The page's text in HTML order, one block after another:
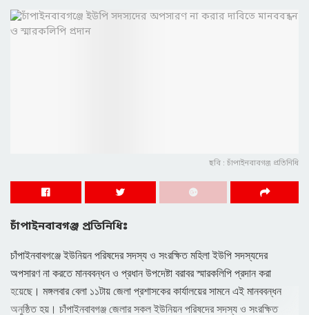
ছবি : চাঁপাইনবাবগঞ্জ প্রতিনিধি
চাঁপাইনবাবগঞ্জ প্রতিনিধিঃ
চাঁপাইনবাবগঞ্জে ইউনিয়ন পরিষদের সদস্য ও সংরক্ষিত মহিলা ইউপি সদস্যদের
অপসারণ না করতে মানববন্ধন ও প্রধান উপদেষ্টা বরাবর স্মারকলিপি প্রদান করা
হয়েছে। মঙ্গলবার বেলা ১১টায় জেলা প্রশাসকের কার্যালয়ের সামনে এই মানববন্ধন
অনুষ্ঠিত হয়। চাঁপাইনবাবগঞ্জ জেলার সকল ইউনিয়ন পরিষদের সদস্য ও সংরক্ষিত